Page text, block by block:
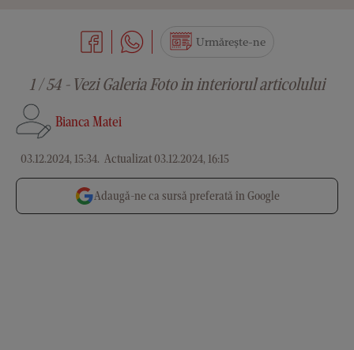
Bianca Matei
03.12.2024, 15:34. Actualizat 03.12.2024, 16:15
Urmărește-ne
1 / 54 - Vezi Galeria Foto in interiorul articolului
Adaugă-ne ca sursă preferată în Google